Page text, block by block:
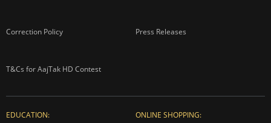
Correction Policy Press Releases
T&Cs for AajTak HD Contest
EDUCATION: ONLINE SHOPPING: